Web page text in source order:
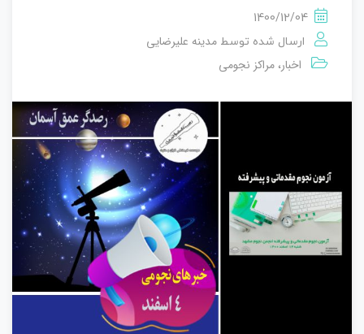
1400/12/04
ارسال شده توسط مدینه علیرضایی
اخبار، مراکز نجومی